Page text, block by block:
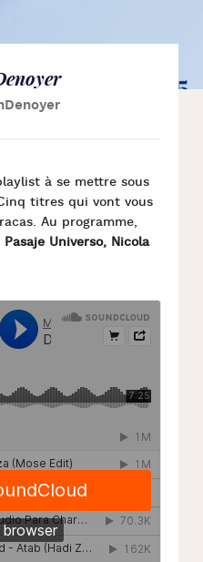
à se mettre sous
titres qui vont vous
Au programme,
Universo, Nicola